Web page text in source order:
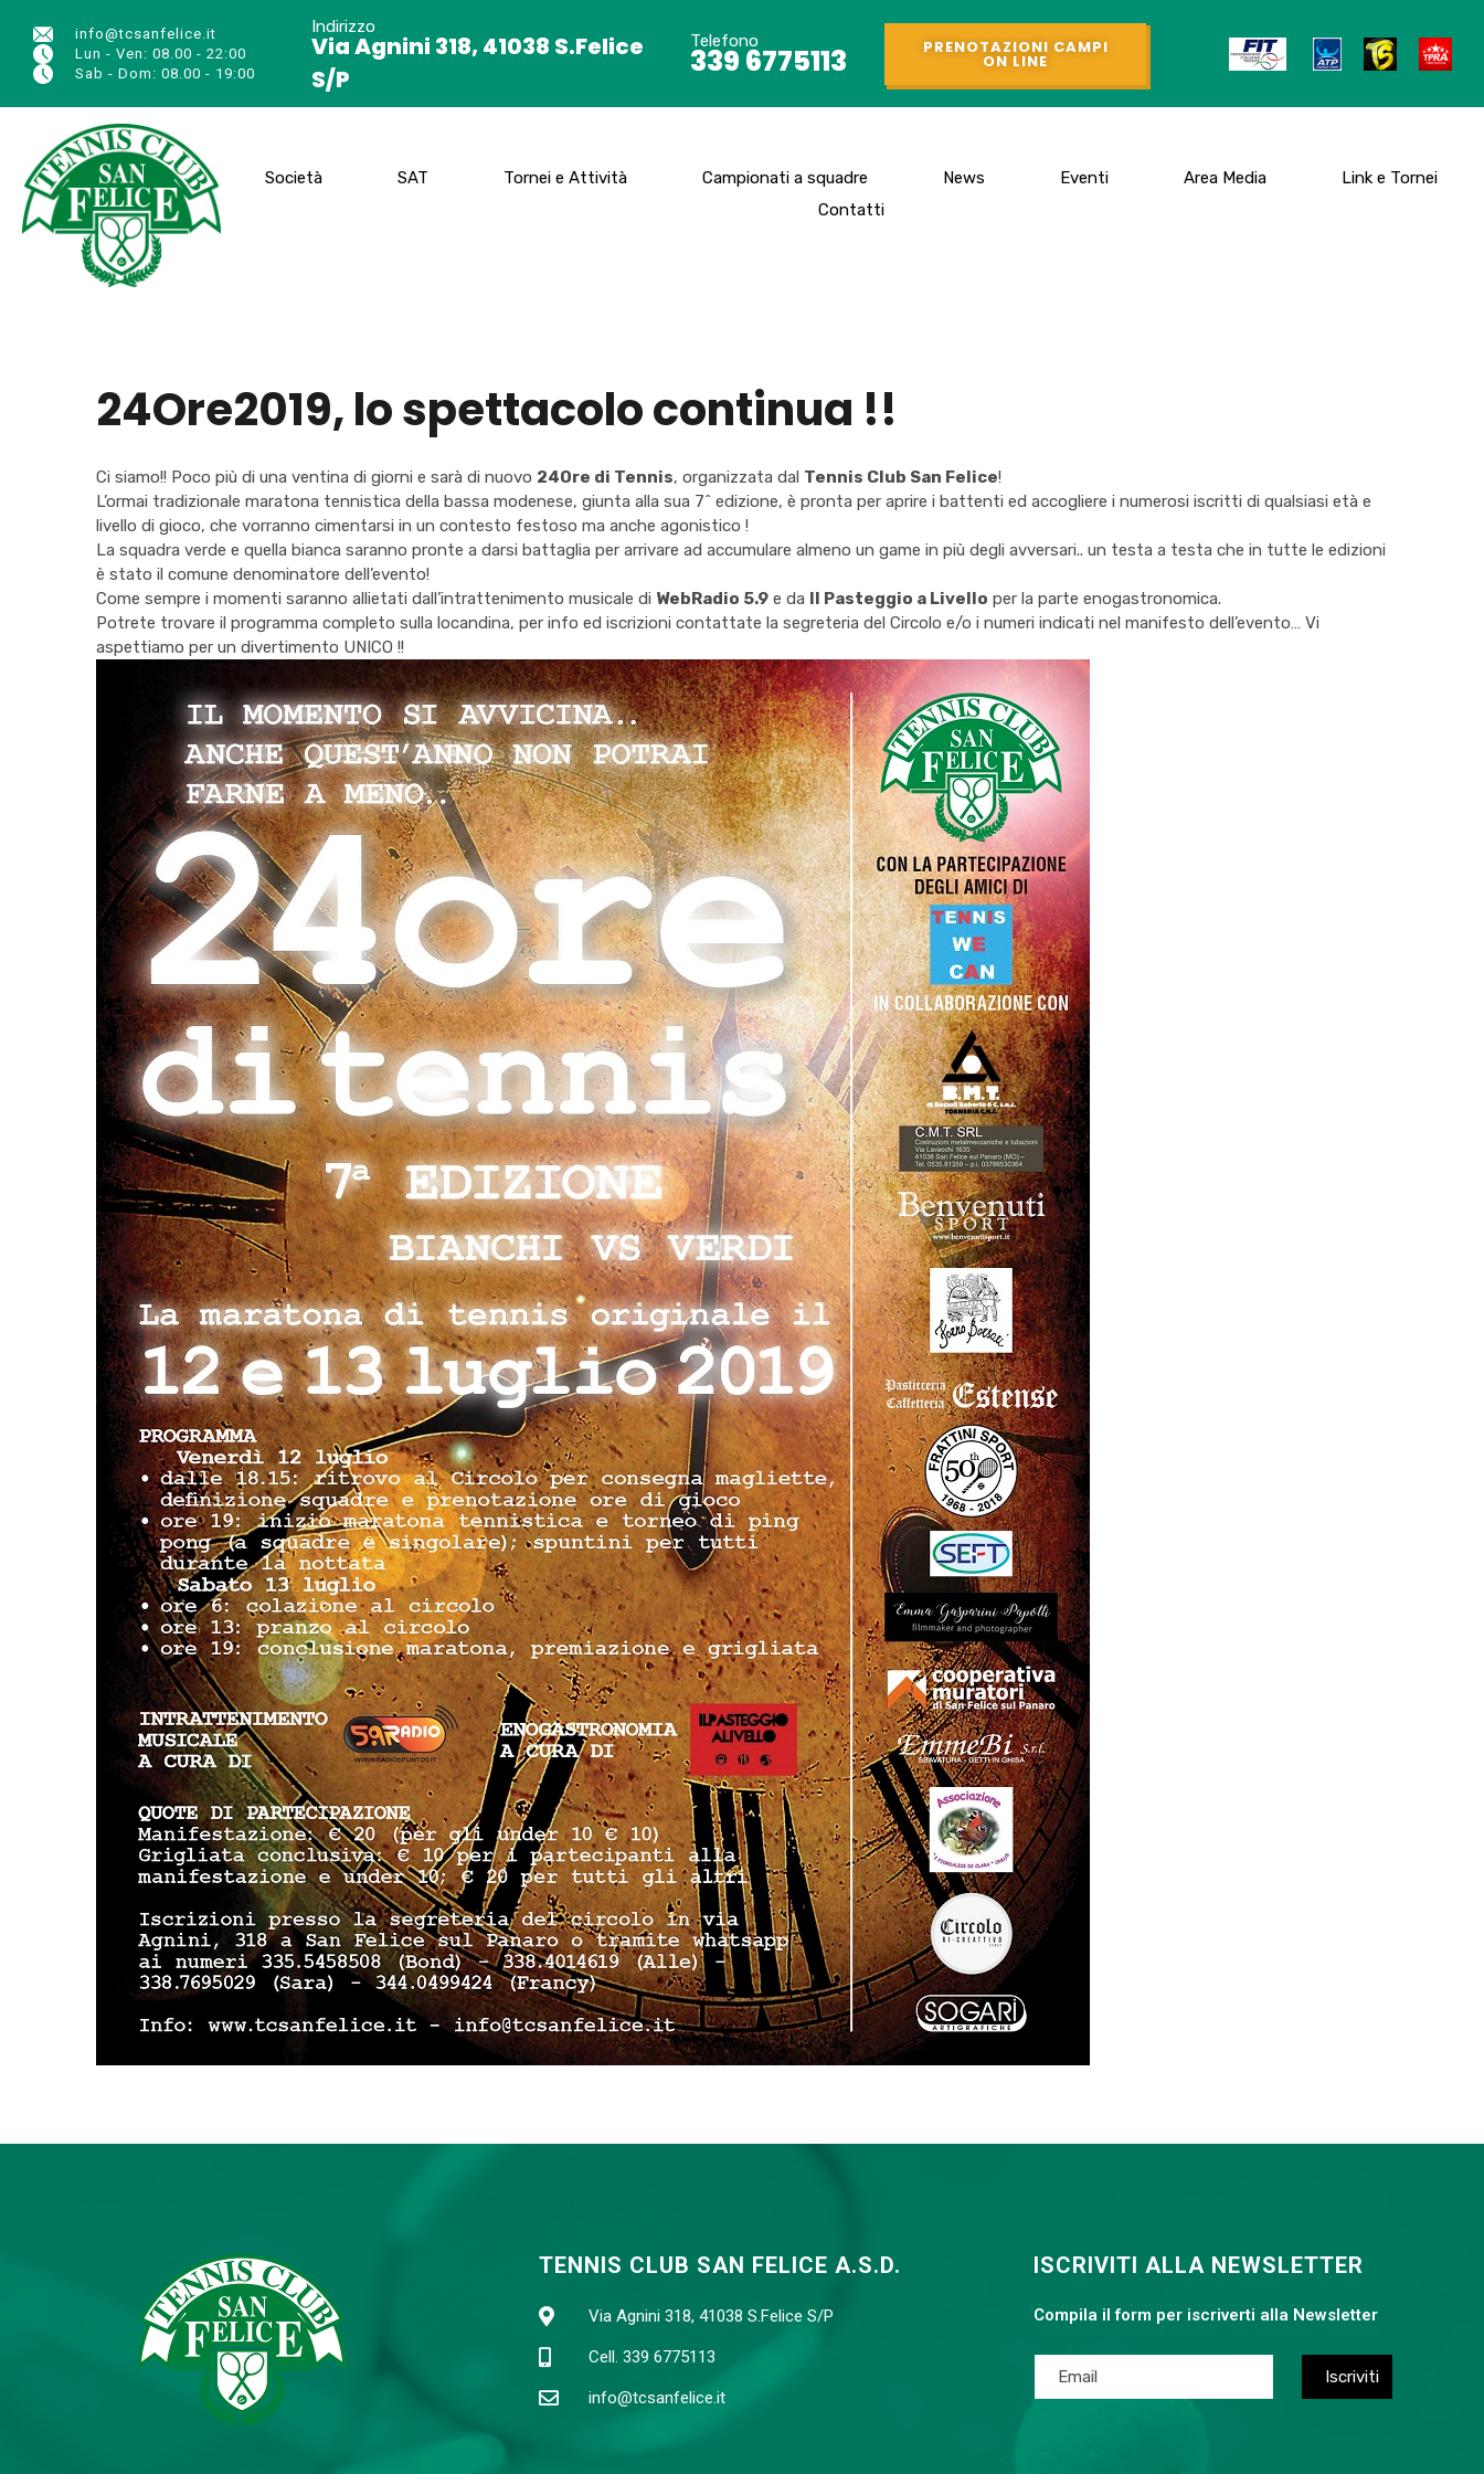
info@tcsanfelice.it
Lun - Ven: 08.00 - 22:00
Sab - Dom: 08.00 - 19:00
Indirizzo
Via Agnini 318, 41038 S.Felice
S/P
Telefono
339 6775113 PRENOTAZIONI CAMPI
ON LINE
Società SAT Tornei e Attività Campionati a squadre News Eventi Area Media
Link e Tornei
Contatti
24Ore2019, lo spettacolo continua !!
Ci siamo!! Poco più di una ventina di giorni e sarà di nuovo 24Ore di Tennis, organizzata dal Tennis Club San Felice!
L’ormai tradizionale maratona tennistica della bassa modenese, giunta alla sua 7^ edizione, è pronta per aprire i battenti ed accogliere i numerosi iscritti di qualsiasi età e
livello di gioco, che vorranno cimentarsi in un contesto festoso ma anche agonistico !
La squadra verde e quella bianca saranno pronte a darsi battaglia per arrivare ad accumulare almeno un game in più degli avversari.. un testa a testa che in tutte le edizioni
è stato il comune denominatore dell’evento!
Come sempre i momenti saranno allietati dall’intrattenimento musicale di WebRadio 5.9 e da Il Pasteggio a Livello per la parte enogastronomica.
Potrete trovare il programma completo sulla locandina, per info ed iscrizioni contattate la segreteria del Circolo e/o i numeri indicati nel manifesto dell’evento… Vi
aspettiamo per un divertimento UNICO !!
TENNIS CLUB SAN FELICE A.S.D.
Via Agnini 318, 41038 S.Felice S/P
Cell. 339 6775113
info@tcsanfelice.it
ISCRIVITI ALLA NEWSLETTER
Compila il form per iscriverti alla Newsletter